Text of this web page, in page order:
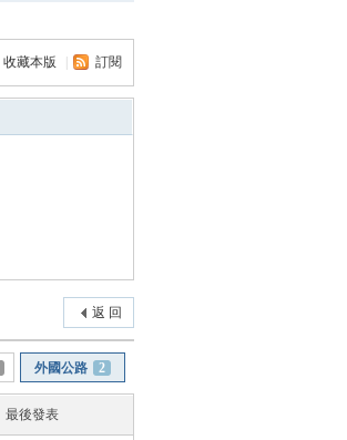
收藏本版 訂閱
返 回
外國公路 2
最後發表